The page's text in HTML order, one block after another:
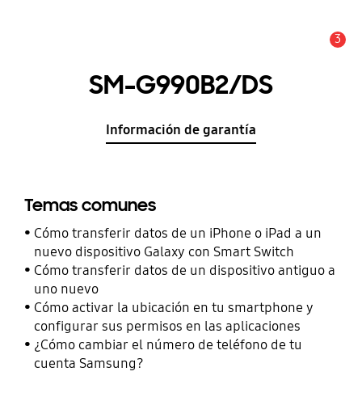
3
SM-G990B2/DS
Información de garantía
Temas comunes
Cómo transferir datos de un iPhone o iPad a un
nuevo dispositivo Galaxy con Smart Switch
Cómo transferir datos de un dispositivo antiguo a
uno nuevo
Cómo activar la ubicación en tu smartphone y
configurar sus permisos en las aplicaciones
¿Cómo cambiar el número de teléfono de tu
cuenta Samsung?